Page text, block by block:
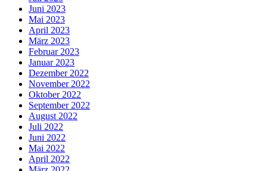
Juni 2023
Mai 2023
April 2023
März 2023
Februar 2023
Januar 2023
Dezember 2022
November 2022
Oktober 2022
September 2022
August 2022
Juli 2022
Juni 2022
Mai 2022
April 2022